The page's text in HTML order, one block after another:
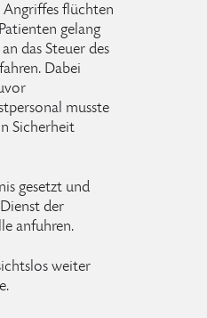
Angriffes flüchten
gelang
das Steuer des
Dabei
musste
Sicherheit
gesetzt und
der
anfuhren.
weiter